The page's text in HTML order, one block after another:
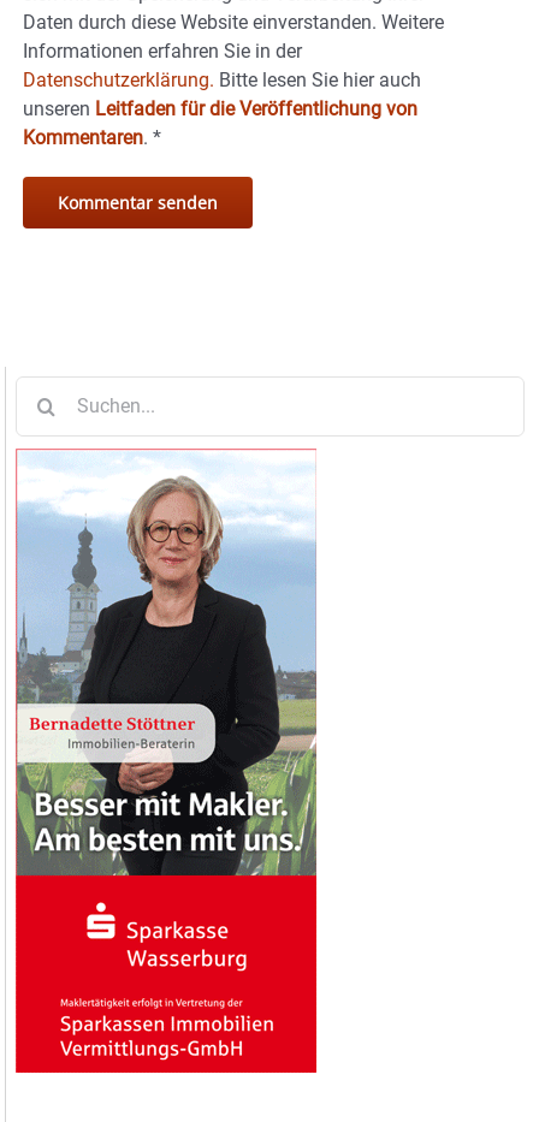
Daten durch diese Website einverstanden. Weitere
Informationen erfahren Sie in der
Datenschutzerklärung. Bitte lesen Sie hier auch
unseren Leitfaden für die Veröffentlichung von
Kommentaren. *
nach: